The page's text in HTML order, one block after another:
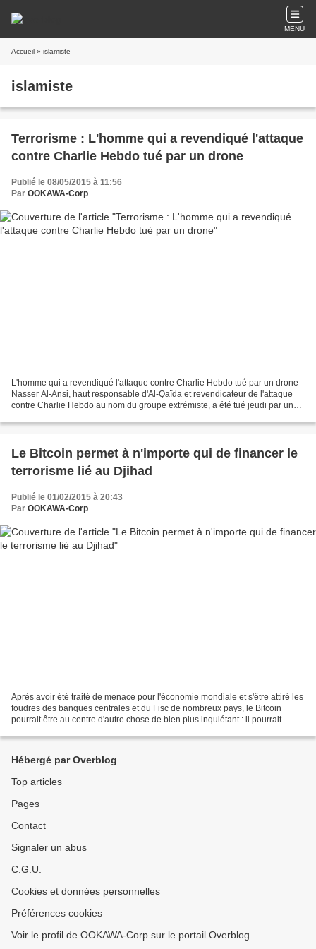
MENU
Accueil » islamiste
islamiste
Terrorisme : L'homme qui a revendiqué l'attaque
contre Charlie Hebdo tué par un drone
Publié le 08/05/2015 à 11:56
Par OOKAWA-Corp
L'homme qui a revendiqué l'attaque contre Charlie Hebdo tué par un drone
Nasser Al-Ansi, haut responsable d'Al-Qaïda et revendicateur de l'attaque
contre Charlie Hebdo au nom du groupe extrémiste, a été tué jeudi par un
Le Bitcoin permet à n'importe qui de financer le
terrorisme lié au Djihad
Publié le 01/02/2015 à 20:43
Par OOKAWA-Corp
Après avoir été traité de menace pour l'économie mondiale et s'être attiré les
foudres des banques centrales et du Fisc de nombreux pays, le Bitcoin
pourrait être au centre d'autre chose de bien plus inquiétant : il pourrait
Hébergé par Overblog
Top articles
Pages
Contact
Signaler un abus
C.G.U.
Cookies et données personnelles
Préférences cookies
Voir le profil de OOKAWA-Corp sur le portail Overblog